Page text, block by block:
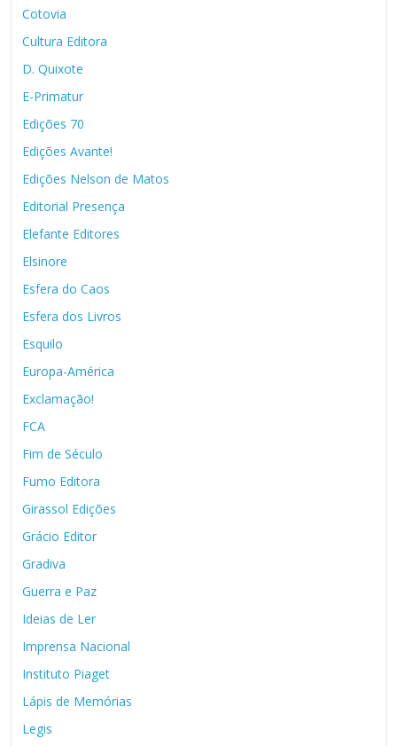
Cotovia
Cultura Editora
D. Quixote
E-Primatur
Edições 70
Edições Avante!
Edições Nelson de Matos
Editorial Presença
Elefante Editores
Elsinore
Esfera do Caos
Esfera dos Livros
Esquilo
Europa-América
Exclamação!
FCA
Fim de Século
Fumo Editora
Girassol Edições
Grácio Editor
Gradiva
Guerra e Paz
Ideias de Ler
Imprensa Nacional
Instituto Piaget
Lápis de Memórias
Legis